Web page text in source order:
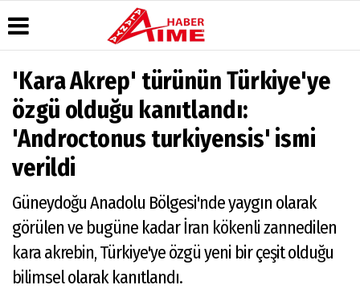
Üye Paneli
Haber
Arşivi
Dergi
Arşivi
Günün
Haberleri
Hava
Durumu
Gazete
Manşetleri
Biyografiler
Yazarları
Video
Galeri
AlanyaTime
Moovit
Canlı Uçak
Takip
Künye
'Kara Akrep' türünün Türkiye'ye
özgü olduğu kanıtlandı:
'Androctonus turkiyensis' ismi
verildi
Güneydoğu Anadolu Bölgesi'nde yaygın olarak
görülen ve bugüne kadar İran kökenli zannedilen
kara akrebin, Türkiye'ye özgü yeni bir çeşit olduğu
bilimsel olarak kanıtlandı.